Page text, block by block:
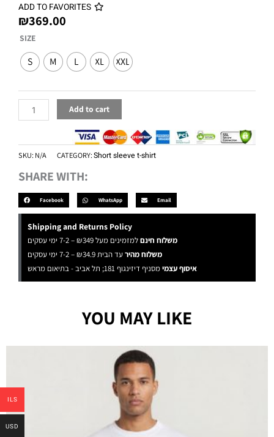
ADD TO FAVORITES
₪369.00
SIZE
S M L XL XXL
olympus
light
green
Add to cart
SKU: N/A CATEGORY:Short sleeve t-shirt
SHARE WITH:
Facebook WhatsApp Email
Shipping and Returns Policy
משלוח חינםלמזמינים מעל ₪349 – 7-2 ימי עסקים
משלוח מהירעד הבית ₪34.9 – 7-2 ימי עסקים
איסוף עצמימסניף דיזינגוף 181; תל אביב - בתיאום מראש
YOU MAY LIKE
ILS
USD